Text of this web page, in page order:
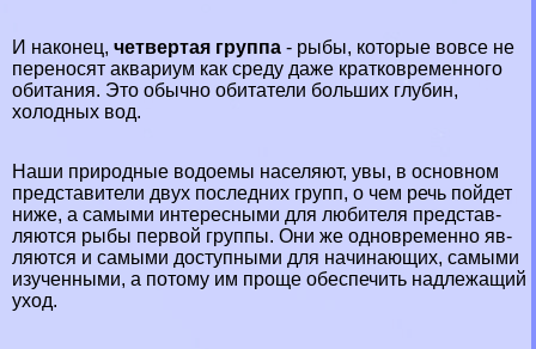
И наконец, четвертая группа - рыбы, которые вов­се не
переносят аквариум как среду даже кратковремен­ного
обитания. Это обычно обитатели больших глубин,
холодных вод.
Наши природные водоемы населяют, увы, в основном
представители двух последних групп, о чем речь пойдет
ниже, а самыми интересными для любителя представ­
ляются рыбы первой группы. Они же одновременно яв­
ляются и самыми доступными для начинающих, самыми
изученными, а потому им проще обеспечить надлежа­щий
уход.